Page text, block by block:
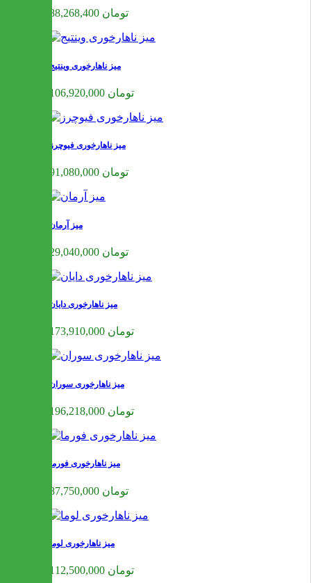
88,268,400 تومان
میز ناهارخوری وینتیج
106,920,000 تومان
میز ناهارخوری فیوچرز
91,080,000 تومان
میز آرمان
29,040,000 تومان
میز ناهارخوری دایان
173,910,000 تومان
میز ناهارخوری سوران
196,218,000 تومان
میز ناهارخوری فورما
87,750,000 تومان
میز ناهارخوری لوما
112,500,000 تومان